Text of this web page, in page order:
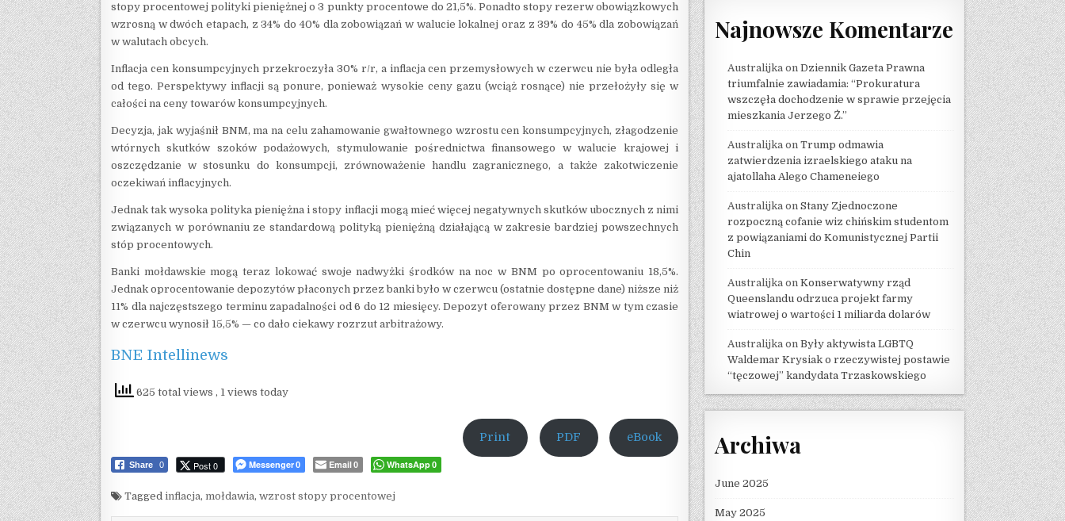
stopy procentowej polityki pieniężnej o 3 punkty procentowe do 21,5%. Ponadto stopy rezerw obowiązkowych
wzrosną w dwóch etapach, z 34% do 40% dla zobowiązań w walucie lokalnej oraz z 39% do 45% dla zobowiązań
w walutach obcych.
Inflacja cen konsumpcyjnych przekroczyła 30% r/r, a inflacja cen przemysłowych w czerwcu nie była odległa
od tego. Perspektywy inflacji są ponure, ponieważ wysokie ceny gazu (wciąż rosnące) nie przełożyły się w
całości na ceny towarów konsumpcyjnych.
Decyzja, jak wyjaśnił BNM, ma na celu zahamowanie gwałtownego wzrostu cen konsumpcyjnych, złagodzenie
wtórnych skutków szoków podażowych, stymulowanie pośrednictwa finansowego w walucie krajowej i
oszczędzanie w stosunku do konsumpcji, zrównoważenie handlu zagranicznego, a także zakotwiczenie
oczekiwań inflacyjnych.
Jednak tak wysoka polityka pieniężna i stopy inflacji mogą mieć więcej negatywnych skutków ubocznych z nimi
związanych w porównaniu ze standardową polityką pieniężną działającą w zakresie bardziej powszechnych
stóp procentowych.
Banki mołdawskie mogą teraz lokować swoje nadwyżki środków na noc w BNM po oprocentowaniu 18,5%.
Jednak oprocentowanie depozytów płaconych przez banki było w czerwcu (ostatnie dostępne dane) niższe niż
11% dla najczęstszego terminu zapadalności od 6 do 12 miesięcy. Depozyt oferowany przez BNM w tym czasie
w czerwcu wynosił 15,5% — co dało ciekawy rozrzut arbitrażowy.
BNE Intellinews
625 total views , 1 views today
Print PDF eBook
Share 0 Post 0 Messenger0 Email0 WhatsApp0
Tagged inflacja, mołdawia, wzrost stopy procentowej
Najnowsze Komentarze
Australijkaon Dziennik Gazeta Prawna
triumfalnie zawiadamia: “Prokuratura
wszczęła dochodzenie w sprawie przejęcia
mieszkania Jerzego Ż.”
Australijkaon Trump odmawia
zatwierdzenia izraelskiego ataku na
ajatollaha Alego Chameneiego
Australijkaon Stany Zjednoczone
rozpoczną cofanie wiz chińskim studentom
z powiązaniami do Komunistycznej Partii
Chin
Australijkaon Konserwatywny rząd
Queenslandu odrzuca projekt farmy
wiatrowej o wartości 1 miliarda dolarów
Australijkaon Były aktywista LGBTQ
Waldemar Krysiak o rzeczywistej postawie
“tęczowej” kandydata Trzaskowskiego
Archiwa
June 2025
May 2025